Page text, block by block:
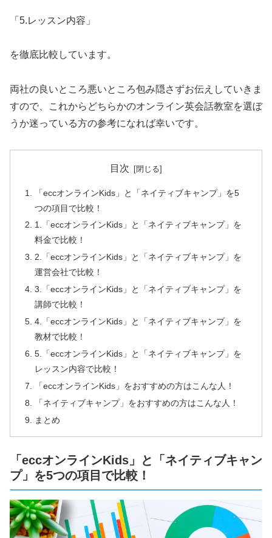
「5.レッスン内容」
を徹底比較しています。
両社の良いところ悪いところ包み隠さずお伝えしていきま
すので、これからどちらかのオンライン英会話教室を選ぼ
うか迷っている方の参考になれば幸いです。
目次
「eccオンラインKids」と「ネイティブキャンプ」を5
つの項目で比較！
1.「eccオンラインKids」と「ネイティブキャンプ」を
料金で比較！
2.「eccオンラインKids」と「ネイティブキャンプ」を
運営会社で比較！
3.「eccオンラインKids」と「ネイティブキャンプ」を
講師で比較！
4.「eccオンラインKids」と「ネイティブキャンプ」を
教材で比較！
5.「eccオンラインKids」と「ネイティブキャンプ」を
レッスン内容で比較！
「eccオンラインKids」をおすすめの方はこんな人！
「ネイティブキャンプ」をおすすめの方はこんな人！
まとめ
「eccオンラインKids」と「ネイティブキャン
プ」を5つの項目で比較！